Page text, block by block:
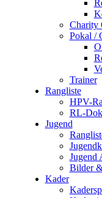
Charity
Pokal /
Trainer
Rangliste
HPV-
RL-
Jugend
Jugend
Bilder
Kader